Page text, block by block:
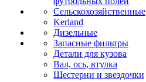
Сельскохозяйственные
Kerland
Дизельные
Запасные фильтры
Детали для кузова
Вал, ось, втулка
Шестерни и звездочки